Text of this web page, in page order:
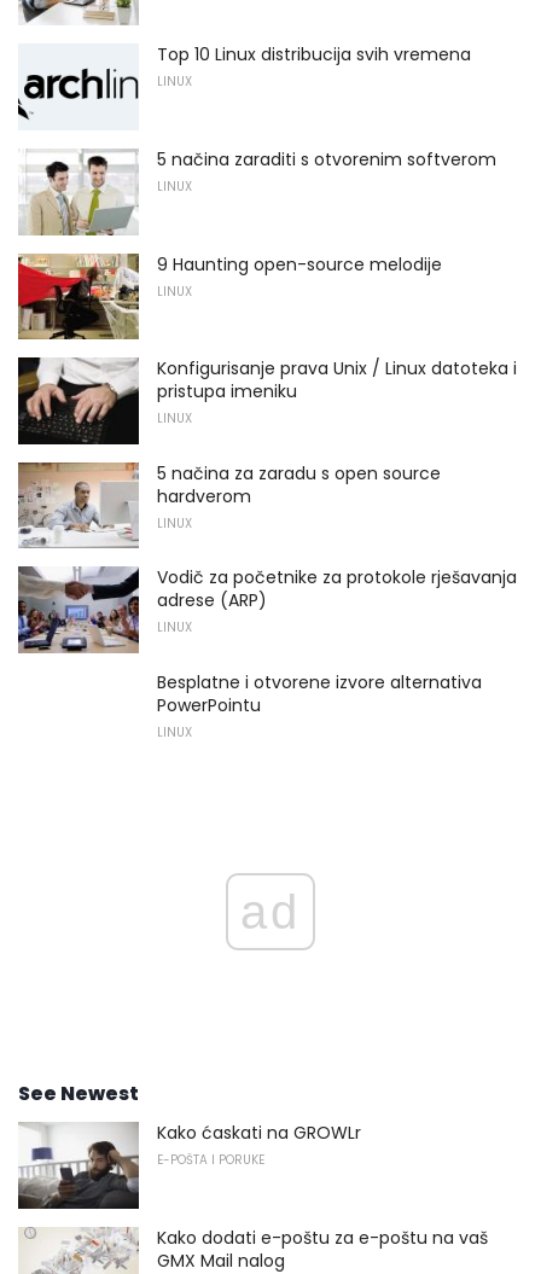
Top 10 Linux distribucija svih vremena
LINUX
5 načina zaraditi s otvorenim softverom
LINUX
9 Haunting open-source melodije
LINUX
Konfigurisanje prava Unix / Linux datoteka i
pristupa imeniku
LINUX
5 načina za zaradu s open source
hardverom
LINUX
Vodič za početnike za protokole rješavanja
adrese (ARP)
LINUX
Besplatne i otvorene izvore alternativa
PowerPointu
LINUX
ad
See Newest
Kako ćaskati na GROWLr
E-POŠTA I PORUKE
Kako dodati e-poštu za e-poštu na vaš
GMX Mail nalog